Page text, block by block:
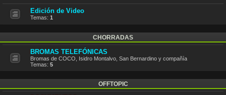
Edición de Video
Temas: 1
CHORRADAS
BROMAS TELEFÓNICAS
Bromas de COCO, Isidro Montalvo, San Bernardino y compañía
Temas: 5
OFFTOPIC